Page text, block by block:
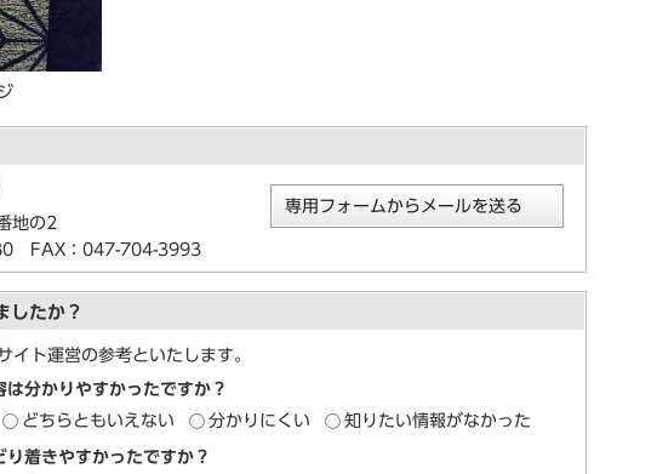
地の2
FAX：047-704-3993
専用フォームからメールを送る
したか？
イト運営の参考といたします。
分かりやすかったですか？
どちらともいえない 分かりにくい 知りたい情報がなかった
着きやすかったですか？